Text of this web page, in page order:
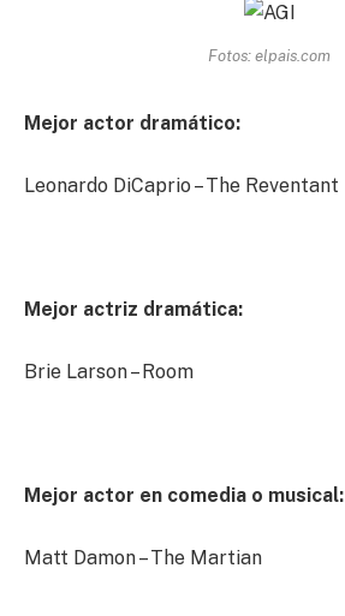
Fotos: elpais.com
Mejor actor dramático:
Leonardo DiCaprio – The Reventant
Mejor actriz dramática:
Brie Larson – Room
Mejor actor en comedia o musical:
Matt Damon – The Martian